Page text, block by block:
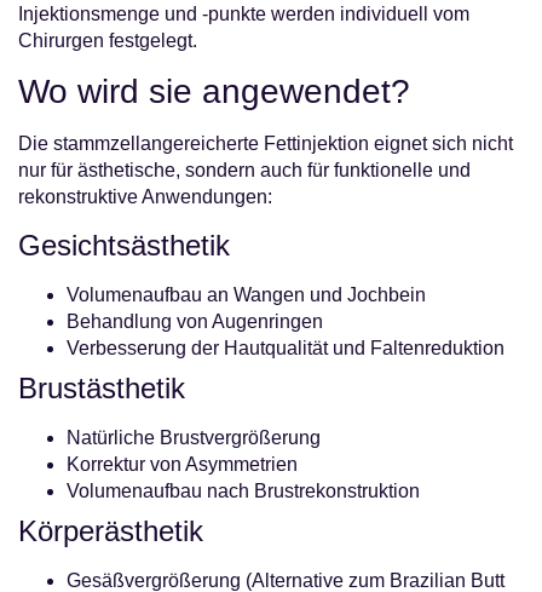
Injektionsmenge und -punkte werden individuell vom
Chirurgen festgelegt.
Wo wird sie angewendet?
Die stammzellangereicherte Fettinjektion eignet sich nicht
nur für ästhetische, sondern auch für funktionelle und
rekonstruktive Anwendungen:
Gesichtsästhetik
Volumenaufbau an Wangen und Jochbein
Behandlung von Augenringen
Verbesserung der Hautqualität und Faltenreduktion
Brustästhetik
Natürliche Brustvergrößerung
Korrektur von Asymmetrien
Volumenaufbau nach Brustrekonstruktion
Körperästhetik
Gesäßvergrößerung (Alternative zum Brazilian Butt